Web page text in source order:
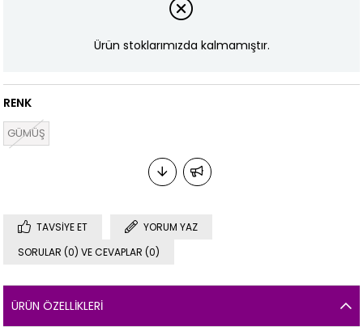
Ürün stoklarımızda kalmamıştır.
RENK
GÜMÜŞ
TAVSIYE ET
YORUM YAZ
SORULAR (0) VE CEVAPLAR (0)
ÜRÜN ÖZELLIKLERI